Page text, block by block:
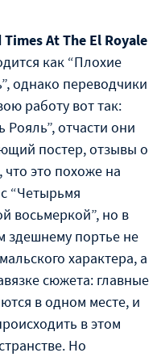
Times At The El Royale
как “Плохие
однако переводчики
работу вот так:
Рояль”, отчасти они
постер, отзывы о
это похоже на
“Четырьмя
восьмеркой”, но в
здешнему портье не
характера, а
сюжета: главные
в одном месте, и
в этом
Но